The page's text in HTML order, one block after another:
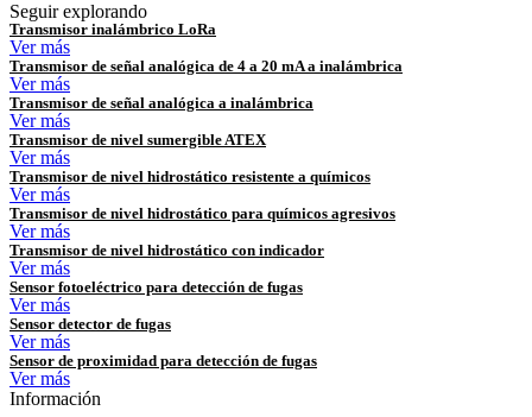
Seguir explorando
Transmisor inalámbrico LoRa
Ver más
Transmisor de señal analógica de 4 a 20 mA a inalámbrica
Ver más
Transmisor de señal analógica a inalámbrica
Ver más
Transmisor de nivel sumergible ATEX
Ver más
Transmisor de nivel hidrostático resistente a químicos
Ver más
Transmisor de nivel hidrostático para químicos agresivos
Ver más
Transmisor de nivel hidrostático con indicador
Ver más
Sensor fotoeléctrico para detección de fugas
Ver más
Sensor detector de fugas
Ver más
Sensor de proximidad para detección de fugas
Ver más
Información